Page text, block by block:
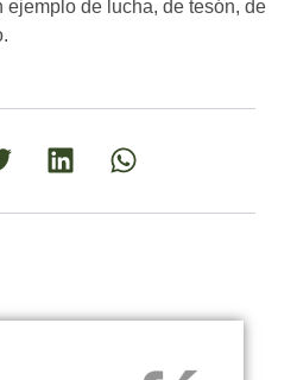
ejemplo de lucha, de tesón, de